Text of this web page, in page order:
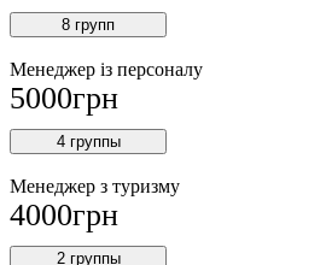
8 групп
Менеджер із персоналу
5000грн
4 группы
Менеджер з туризму
4000грн
2 группы